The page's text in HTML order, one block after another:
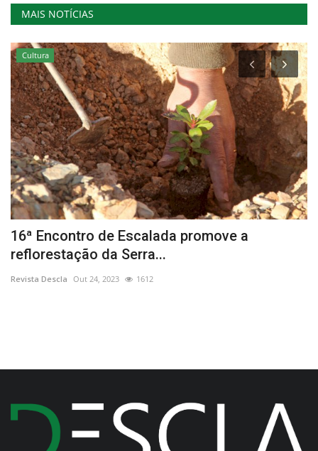
MAIS NOTÍCIAS
Cultura
16ª Encontro de Escalada promove a
reflorestação da Serra...
Revista Descla Out 24, 2023 1612